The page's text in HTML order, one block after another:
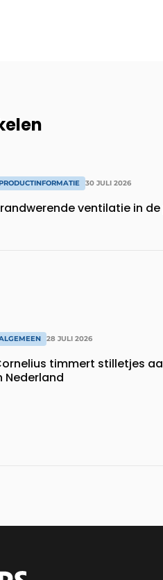
30 JULI 2026
ventilatie in
28 JULI 2026
timmert stilletjes
Nederland